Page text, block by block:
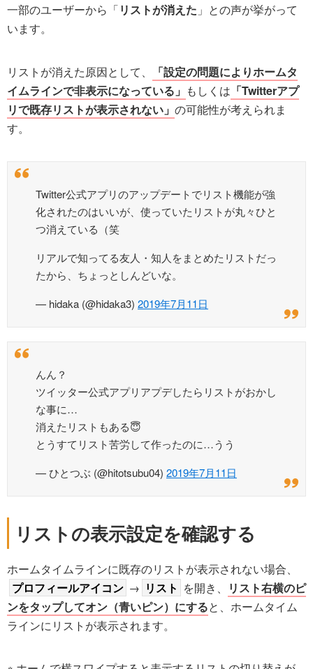
一部のユーザーから「リストが消えた 」との声が挙がって
います。
リストが消えた原因として、
「設定の問題によりホームタ
イムラインで非表示になっている」 もしくは 「Twitterアプ
リで既存リストが表示されない」 の可能性が考えられま
す。
Twitter公式アプリのアップデートでリスト機能が強
化されたのはいいが、使っていたリストが丸々ひと
つ消えている（笑
リアルで知ってる友人・知人をまとめたリストだっ
たから、ちょっとしんどいな。
— hidaka (@hidaka3) 2019年7月11日
んん？
ツイッター公式アプリアプデしたらリストがおかし
な事に…
消えたリストもある😇
とうすてリスト苦労して作ったのに…うう
— ひとつぶ (@hitotsubu04) 2019年7月11日
リストの表示設定を確認する
ホームタイムラインに既存のリストが表示されない場合、
プロフィールアイコン → リスト を開き、
リスト右横のピ
ンをタップしてオン（青いピン）にすると、ホームタイム
ラインにリストが表示されます。